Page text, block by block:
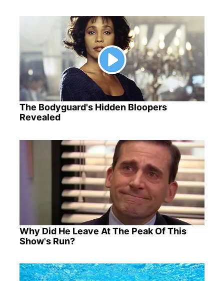
The Bodyguard's Hidden Bloopers
Revealed
Why Did He Leave At The Peak Of This
Show's Run?